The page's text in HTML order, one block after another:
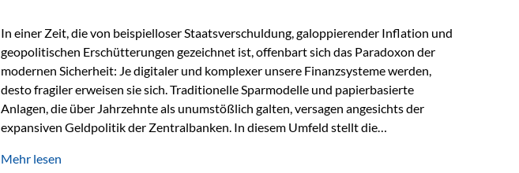
In einer Zeit, die von beispielloser Staatsverschuldung, galoppierender Inflation und
geopolitischen Erschütterungen gezeichnet ist, offenbart sich das Paradoxon der
modernen Sicherheit: Je digitaler und komplexer unsere Finanzsysteme werden,
desto fragiler erweisen sie sich. Traditionelle Sparmodelle und papierbasierte
Anlagen, die über Jahrzehnte als unumstößlich galten, versagen angesichts der
expansiven Geldpolitik der Zentralbanken. In diesem Umfeld stellt die
die modernste und strategisch klügste Antwort auf globale Instabilität. Physische
Mehr lesen